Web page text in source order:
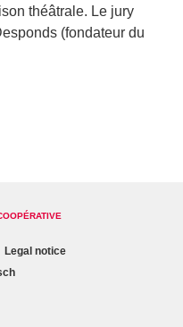
théâtrale. Le jury
(fondateur du
Legal notice